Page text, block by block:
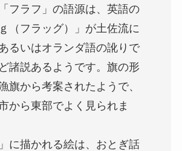
フラフ」の語源は、英語の
（フラッグ）」が土佐流に
るいはオランダ語の訛りで
諸説あるようです。旗の形
旗から考案されたようで、
から東部でよく見られま
に描かれる絵は、おとぎ話